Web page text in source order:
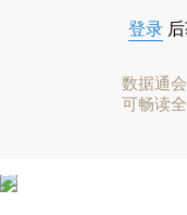
登录
数据通
可畅读